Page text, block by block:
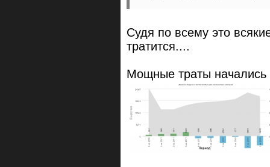
Судя по всему это
тратится....
Мощные траты начались